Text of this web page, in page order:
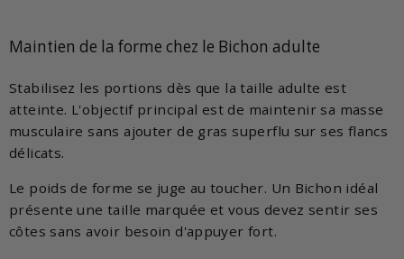
Maintien de la forme chez le Bichon adulte
Stabilisez les portions dès que la taille adulte est
atteinte. L'objectif principal est de maintenir sa masse
musculaire sans ajouter de gras superflu sur ses flancs
délicats.
Le poids de forme se juge au toucher. Un Bichon idéal
présente une taille marquée et vous devez sentir ses
côtes sans avoir besoin d'appuyer fort.